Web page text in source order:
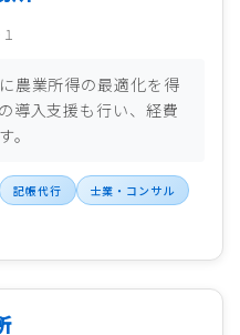
農業所得の最適化を得
導入支援も行い、経費
。
記帳代行 士業・コンサル